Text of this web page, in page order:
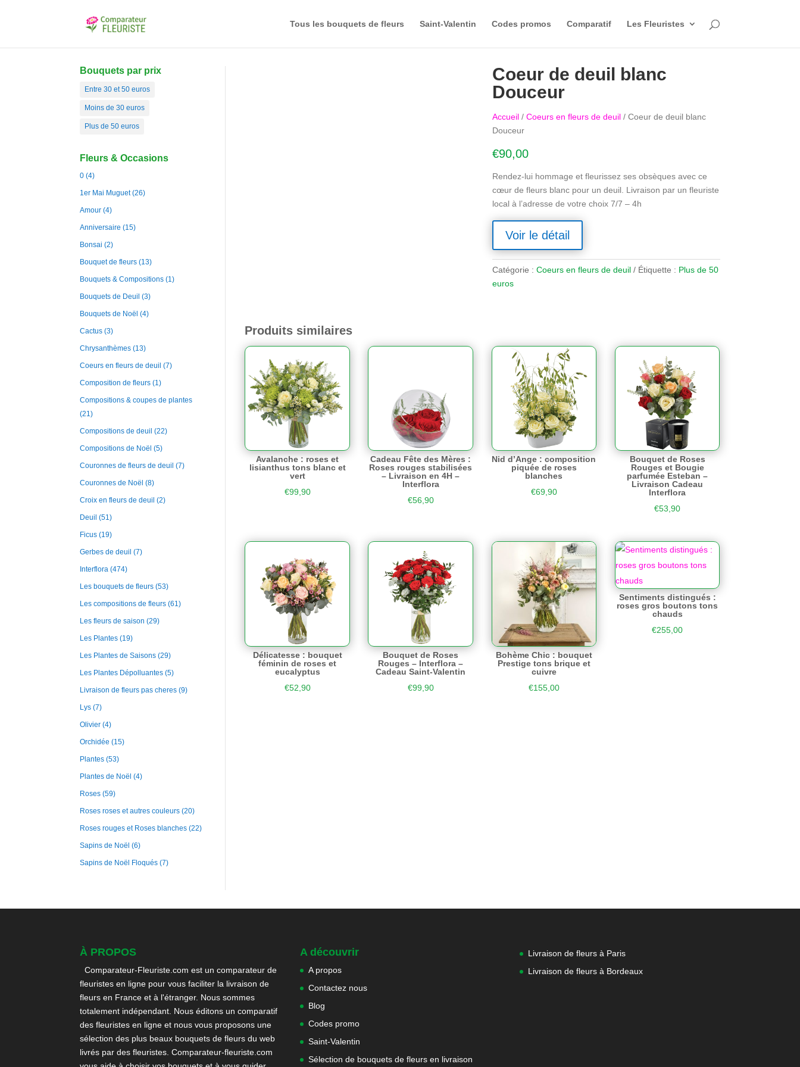
Tous les bouquets de fleurs Saint-Valentin Codes promos Comparatif Les Fleuristes
Bouquets par prix
Entre 30 et 50 euros
Moins de 30 euros
Plus de 50 euros
Fleurs & Occasions
0 (4)
1er Mai Muguet (26)
Amour (4)
Anniversaire (15)
Bonsai (2)
Bouquet de fleurs (13)
Bouquets & Compositions (1)
Bouquets de Deuil (3)
Bouquets de Noël (4)
Cactus (3)
Chrysanthèmes (13)
Coeurs en fleurs de deuil (7)
Composition de fleurs (1)
Compositions & coupes de plantes
(21)
Compositions de deuil (22)
Compositions de Noël (5)
Couronnes de fleurs de deuil (7)
Couronnes de Noël (8)
Croix en fleurs de deuil (2)
Deuil (51)
Ficus (19)
Gerbes de deuil (7)
Interflora (474)
Les bouquets de fleurs (53)
Les compositions de fleurs (61)
Les fleurs de saison (29)
Les Plantes (19)
Les Plantes de Saisons (29)
Les Plantes Dépolluantes (5)
Livraison de fleurs pas cheres (9)
Lys (7)
Olivier (4)
Orchidée (15)
Plantes (53)
Plantes de Noël (4)
Roses (59)
Roses roses et autres couleurs (20)
Roses rouges et Roses blanches (22)
Sapins de Noël (6)
Sapins de Noël Floqués (7)
Coeur de deuil blanc
Douceur
Accueil/ Coeurs en fleurs de deuil/ Coeur de deuil blanc
Douceur
€90,00
Rendez-lui hommage et fleurissez ses obsèques avec ce
cœur de fleurs blanc pour un deuil. Livraison par un fleuriste
local à l’adresse de votre choix 7/7 – 4h
Voir le détail
Catégorie : Coeurs en fleurs de deuil Étiquette : Plus de 50
euros
Produits similaires
Avalanche : roses et
lisianthus tons blanc et
vert
€99,90
Cadeau Fête des Mères :
Roses rouges stabilisées
– Livraison en 4H –
Interflora
€56,90
Nid d’Ange : composition
piquée de roses
blanches
€69,90
Bouquet de Roses
Rouges et Bougie
parfumée Esteban –
Livraison Cadeau
Interflora
€53,90
Délicatesse : bouquet
féminin de roses et
eucalyptus
€52,90
Bouquet de Roses
Rouges – Interflora –
Cadeau Saint-Valentin
€99,90
Bohème Chic : bouquet
Prestige tons brique et
cuivre
€155,00
Sentiments distingués :
roses gros boutons tons
chauds
€255,00
À PROPOS
Comparateur-Fleuriste.com est un comparateur de
fleuristes en ligne pour vous faciliter la livraison de
fleurs en France et à l'étranger. Nous sommes
totalement indépendant. Nous éditons un comparatif
des fleuristes en ligne et nous vous proposons une
sélection des plus beaux bouquets de fleurs du web
livrés par des fleuristes. Comparateur-fleuriste.com
A découvrir
A propos
Contactez nous
Blog
Codes promo
Saint-Valentin
Sélection de bouquets de fleurs en livraison
Livraison de fleurs à Paris
Livraison de fleurs à Bordeaux